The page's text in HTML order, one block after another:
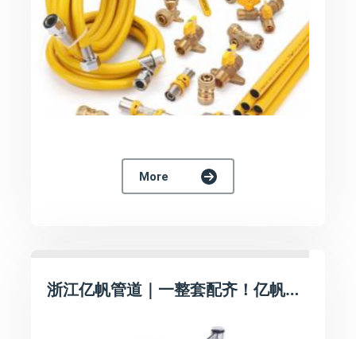
More
浙江亿帆管道｜一整套配齐！亿帆卫浴五金，打造品质洗浴空间